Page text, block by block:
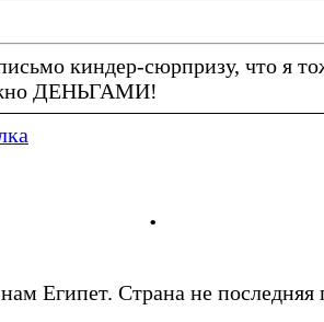
киндер-сюрпризу, что я
ДЕНЬГАМИ!
.
Египет. Страна не последняя